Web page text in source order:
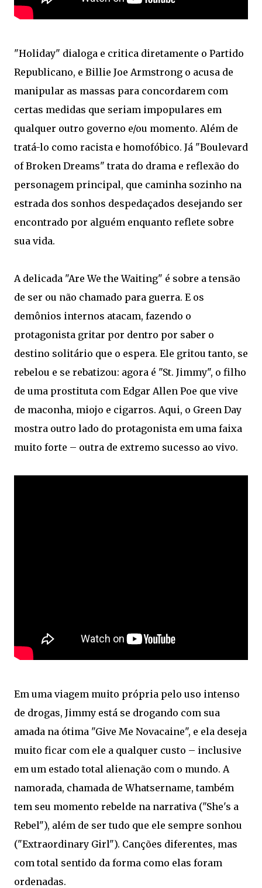
"Holiday" dialoga e critica diretamente o Partido
Republicano, e Billie Joe Armstrong o acusa de
manipular as massas para concordarem com
certas medidas que seriam impopulares em
qualquer outro governo e/ou momento. Além de
tratá-lo como racista e homofóbico. Já "Boulevard
of Broken Dreams" trata do drama e reflexão do
personagem principal, que caminha sozinho na
estrada dos sonhos despedaçados desejando ser
encontrado por alguém enquanto reflete sobre
sua vida.
A delicada "Are We the Waiting" é sobre a tensão
de ser ou não chamado para guerra. E os
demônios internos atacam, fazendo o
protagonista gritar por dentro por saber o
destino solitário que o espera. Ele gritou tanto, se
rebelou e se rebatizou: agora é "St. Jimmy", o filho
de uma prostituta com Edgar Allen Poe que vive
de maconha, miojo e cigarros. Aqui, o Green Day
mostra outro lado do protagonista em uma faixa
muito forte – outra de extremo sucesso ao vivo.
Em uma viagem muito própria pelo uso intenso
de drogas, Jimmy está se drogando com sua
amada na ótima "Give Me Novacaine", e ela deseja
muito ficar com ele a qualquer custo – inclusive
em um estado total alienação com o mundo. A
namorada, chamada de Whatsername, também
tem seu momento rebelde na narrativa ("She's a
Rebel"), além de ser tudo que ele sempre sonhou
("Extraordinary Girl"). Canções diferentes, mas
com total sentido da forma como elas foram
ordenadas.